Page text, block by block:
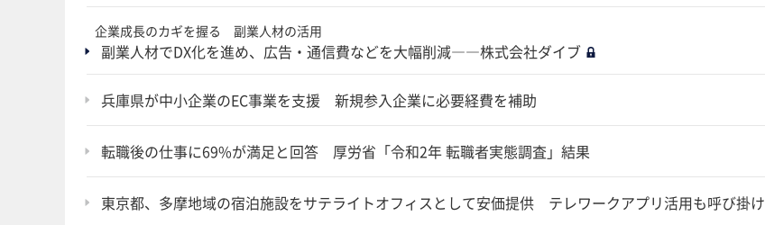
企業成長のカギを握る 副業人材の活用
副業人材でDX化を進め、広告・通信費などを大幅削減――株式会社ダイブ
兵庫県が中小企業のEC事業を支援 新規参入企業に必要経費を補助
転職後の仕事に69%が満足と回答 厚労省「令和2年 転職者実態調査」結果
東京都、多摩地域の宿泊施設をサテライトオフィスとして安価提供 テレワークアプリ活用も呼び掛け